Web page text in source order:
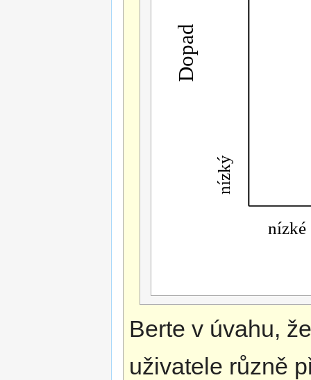
Berte v úvahu,
uživatele různě